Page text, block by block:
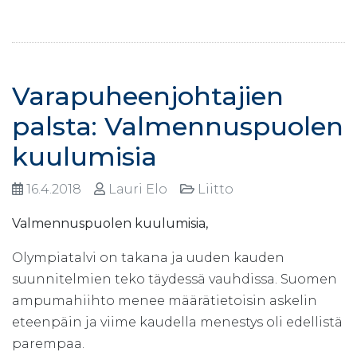
Varapuheenjohtajien
palsta: Valmennuspuolen
kuulumisia
16.4.2018 Lauri Elo Liitto
Valmennuspuolen kuulumisia,
Olympiatalvi on takana ja uuden kauden
suunnitelmien teko täydessä vauhdissa. Suomen
ampumahiihto menee määrätietoisin askelin
eteenpäin ja viime kaudella menestys oli edellistä
parempaa.